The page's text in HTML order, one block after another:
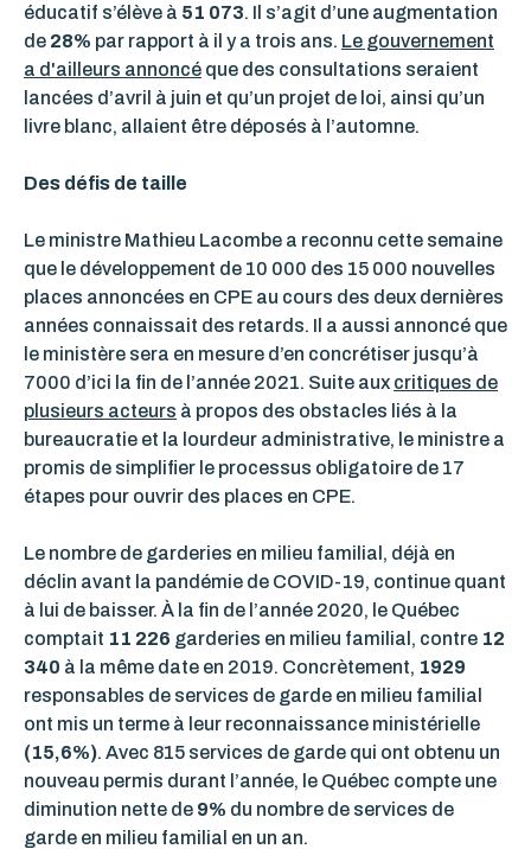
éducatif s’élève à 51 073. Il s’agit d’une augmentation
de 28% par rapport à il y a trois ans. Le gouvernement
a d'ailleurs annoncé que des consultations seraient
lancées d’avril à juin et qu’un projet de loi, ainsi qu’un
livre blanc, allaient être déposés à l’automne.
Des défis de taille
Le ministre Mathieu Lacombe a reconnu cette semaine
que le développement de 10 000 des 15 000 nouvelles
places annoncées en CPE au cours des deux dernières
années connaissait des retards. Il a aussi annoncé que
le ministère sera en mesure d’en concrétiser jusqu’à
7000 d’ici la fin de l’année 2021. Suite aux critiques de
plusieurs acteurs à propos des obstacles liés à la
bureaucratie et la lourdeur administrative, le ministre a
promis de simplifier le processus obligatoire de 17
étapes pour ouvrir des places en CPE.
Le nombre de garderies en milieu familial, déjà en
déclin avant la pandémie de COVID-19, continue quant
à lui de baisser. À la fin de l’année 2020, le Québec
comptait 11 226 garderies en milieu familial, contre 12
340 à la même date en 2019. Concrètement, 1929
responsables de services de garde en milieu familial
ont mis un terme à leur reconnaissance ministérielle
(15,6%). Avec 815 services de garde qui ont obtenu un
nouveau permis durant l’année, le Québec compte une
diminution nette de 9% du nombre de services de
garde en milieu familial en un an.